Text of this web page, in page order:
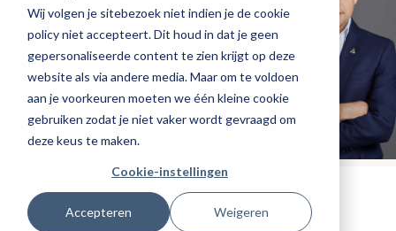
Wij volgen je sitebezoek niet indien je de cookie
policy niet accepteert. Dit houd in dat je geen
gepersonaliseerde content te zien krijgt op deze
website als via andere media. Maar om te voldoen
aan je voorkeuren moeten we één kleine cookie
gebruiken zodat je niet vaker wordt gevraagd om
deze keus te maken.
Cookie-instellingen
Accepteren Weigeren
Tags:hotels
Gepubliceerd op: 6 juli 2026